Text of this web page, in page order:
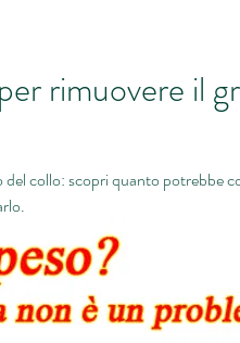
rimuovere il
del collo: scopri quanto potrebbe